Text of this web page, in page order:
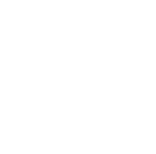
нажав на кнопку